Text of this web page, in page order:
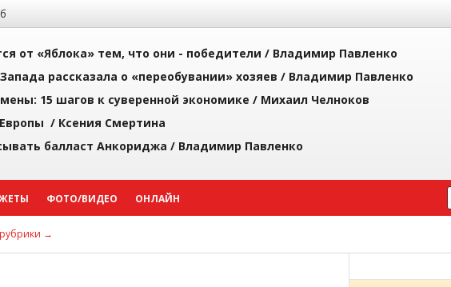
от «Яблока» тем, что они - победители / Владимир Павленко
рассказала о «переобувании» хозяев / Владимир Павленко
15 шагов к суверенной экономике / Михаил Челноков
/ Ксения Смертина
балласт Анкориджа / Владимир Павленко
ФОТО/ВИДЕО ОНЛАЙН
→